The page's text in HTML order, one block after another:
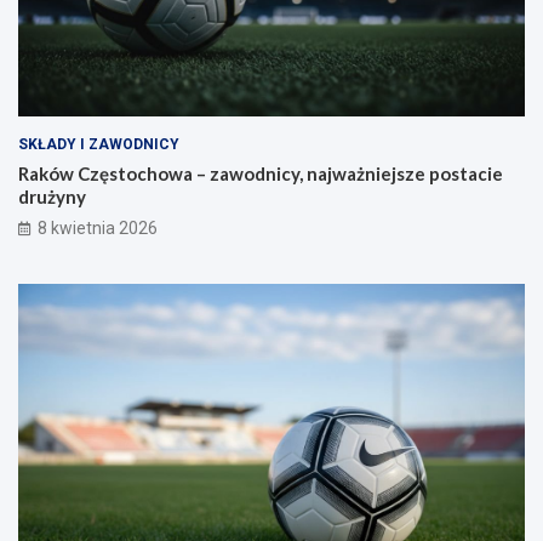
SKŁADY I ZAWODNICY
Raków Częstochowa – zawodnicy, najważniejsze postacie
drużyny
8 kwietnia 2026